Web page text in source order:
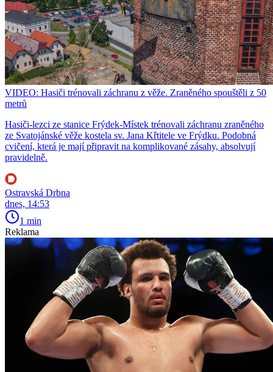
VIDEO: Hasiči trénovali záchranu z věže. Zraněného spouštěli z 50
metrů
Hasiči-lezci ze stanice Frýdek-Místek trénovali záchranu zraněného
ze Svatojánské věže kostela sv. Jana Křtitele ve Frýdku. Podobná
cvičení, která je mají připravit na komplikované zásahy, absolvují
pravidelně.
Ostravská Drbna
dnes, 14:53
1 min
Reklama